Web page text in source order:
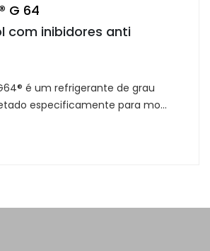
G 64
com inibidores anti
é um refrigerante de grau
especificamente para mo...